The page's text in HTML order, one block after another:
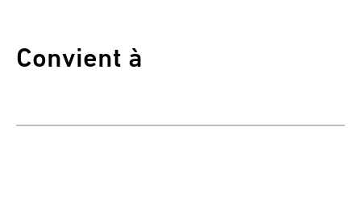
Convient à